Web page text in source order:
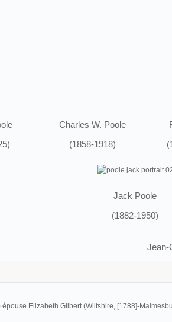
Charles W. Poole
(1858-1918)
Jack Poole
(1882-1950)
Jean-
Elizabeth Gilbert (Wiltshire, [1788]-